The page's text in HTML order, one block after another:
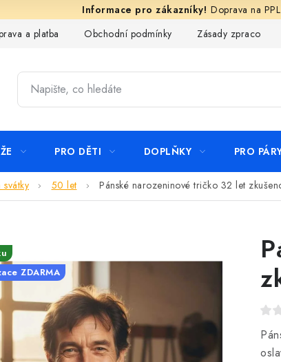
Doprava na
a platba Obchodní podmínky Zásady zpracování
PRO DĚTI DOPLŇKY PRO
50 let Pánské narozeninové tričko 32 let
ZDARMA